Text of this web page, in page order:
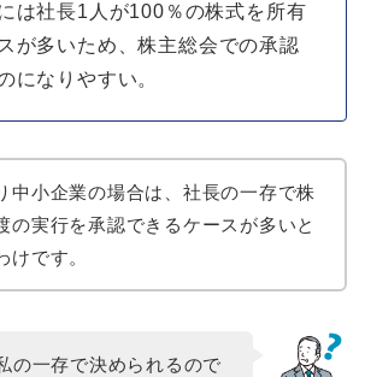
は社長1人が100％の株式を所有
が多いため、株主総会での承認
になりやすい。
中小企業の場合は、社長の一存で株
の実行を承認できるケースが多いと
けです。
の一存で決められるので